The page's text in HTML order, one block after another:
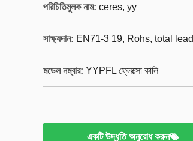
পরিচিতিমুলক নাম: ceres, yy
সাক্ষ্যদান: EN71-3 19, Rohs, total lead
মডেল নম্বার: YYPFL ফ্লেক্সো কালি
একটি উদ্ধৃতি অনুরোধ করুন